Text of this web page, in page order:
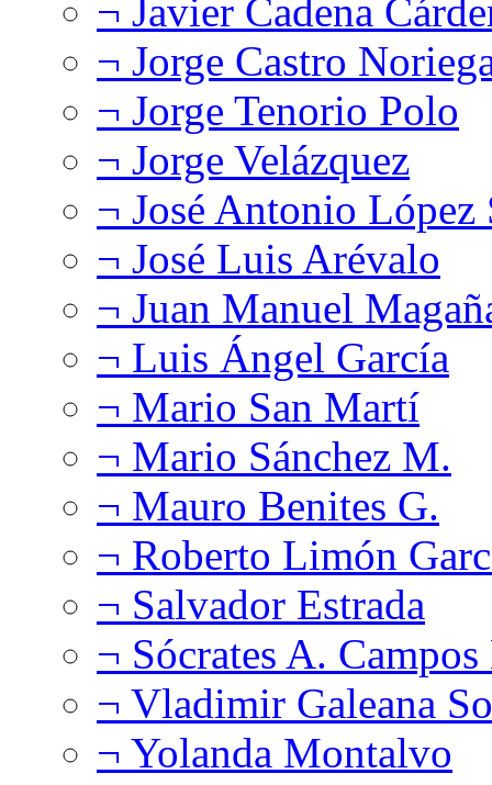
¬ Javier Cadena
¬ Jorge Castro
¬ Jorge Tenorio Polo
¬ Jorge Velázquez
¬ José Antonio López
¬ José Luis Arévalo
¬ Juan Manuel
¬ Luis Ángel García
¬ Mario San Martí
¬ Mario Sánchez M.
¬ Mauro Benites G.
¬ Roberto Limón
¬ Salvador Estrada
¬ Sócrates A.
¬ Vladimir Galeana
¬ Yolanda Montalvo